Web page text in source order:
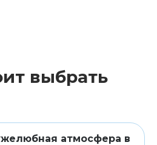
выбрать
атмосфера в